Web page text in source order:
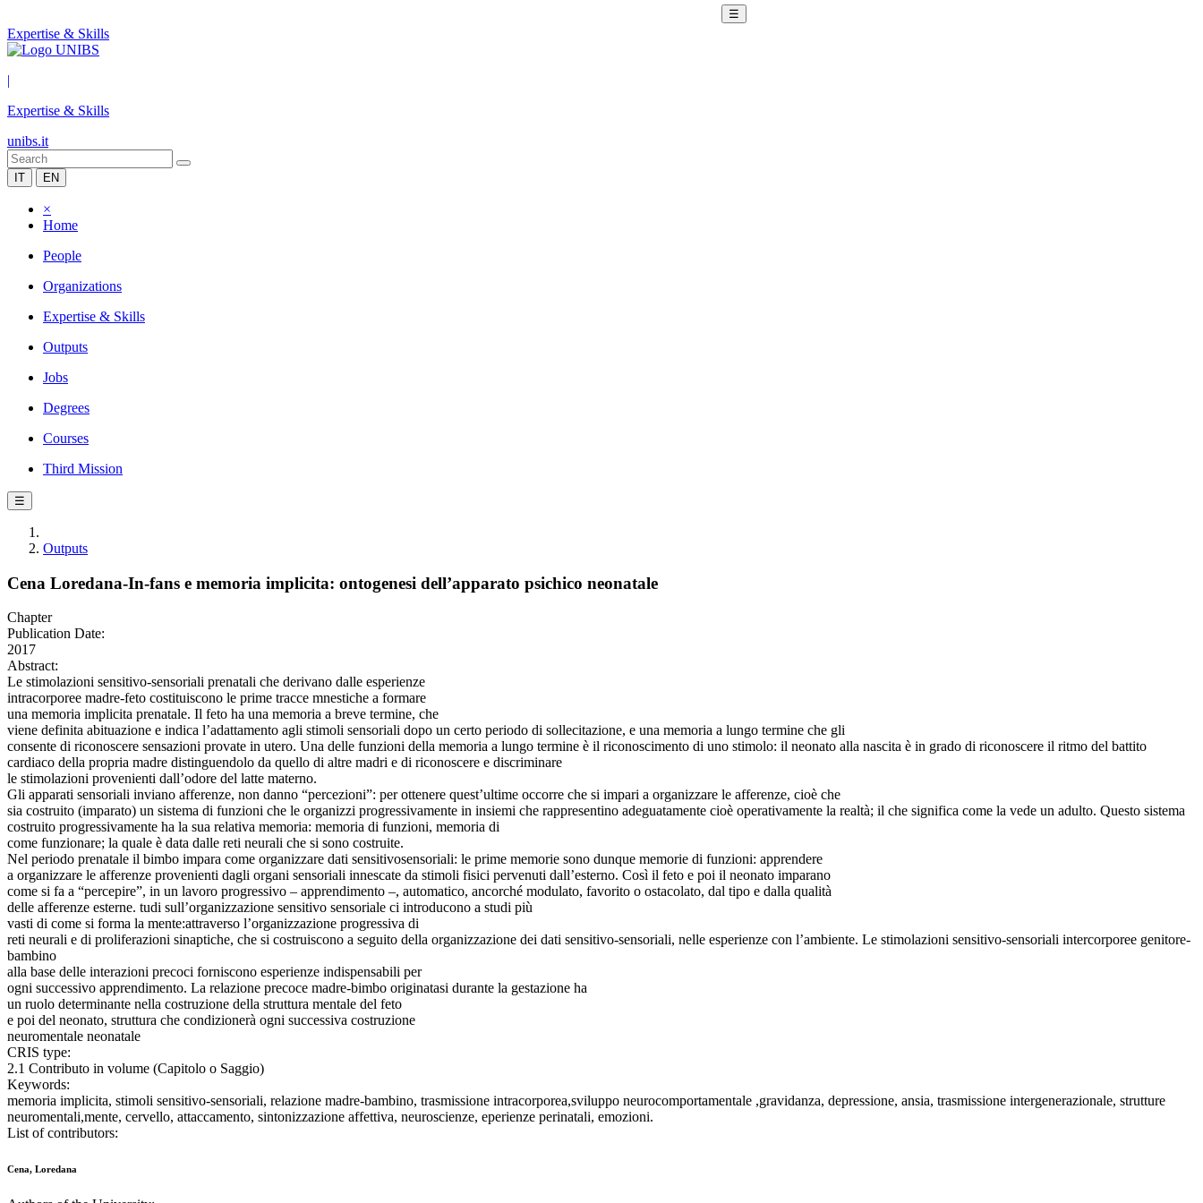
☰
Expertise & Skills
|
Expertise & Skills
unibs.it
IT EN
×
Home
People
Organizations
Expertise & Skills
Outputs
Jobs
Degrees
Courses
Third Mission
☰
Outputs
Cena Loredana-In-fans e memoria implicita: ontogenesi dell’apparato psichico neonatale
Chapter
Publication Date:
2017
Abstract:
Le stimolazioni sensitivo-sensoriali prenatali che derivano dalle esperienze
intracorporee madre-feto costituiscono le prime tracce mnestiche a formare
una memoria implicita prenatale. Il feto ha una memoria a breve termine, che
viene definita abituazione e indica l’adattamento agli stimoli sensoriali dopo un certo periodo di sollecitazione, e una memoria a lungo termine che gli
consente di riconoscere sensazioni provate in utero. Una delle funzioni della memoria a lungo termine è il riconoscimento di uno stimolo: il neonato alla nascita è in grado di riconoscere il ritmo del battito
cardiaco della propria madre distinguendolo da quello di altre madri e di riconoscere e discriminare
le stimolazioni provenienti dall’odore del latte materno.
Gli apparati sensoriali inviano afferenze, non danno “percezioni”: per ottenere quest’ultime occorre che si impari a organizzare le afferenze, cioè che
sia costruito (imparato) un sistema di funzioni che le organizzi progressivamente in insiemi che rappresentino adeguatamente cioè operativamente la realtà; il che significa come la vede un adulto. Questo sistema
costruito progressivamente ha la sua relativa memoria: memoria di funzioni, memoria di
come funzionare; la quale è data dalle reti neurali che si sono costruite.
Nel periodo prenatale il bimbo impara come organizzare dati sensitivosensoriali: le prime memorie sono dunque memorie di funzioni: apprendere
a organizzare le afferenze provenienti dagli organi sensoriali innescate da stimoli fisici pervenuti dall’esterno. Così il feto e poi il neonato imparano
come si fa a “percepire”, in un lavoro progressivo – apprendimento –, automatico, ancorché modulato, favorito o ostacolato, dal tipo e dalla qualità
delle afferenze esterne. tudi sull’organizzazione sensitivo sensoriale ci introducono a studi più
vasti di come si forma la mente:attraverso l’organizzazione progressiva di
reti neurali e di proliferazioni sinaptiche, che si costruiscono a seguito della organizzazione dei dati sensitivo-sensoriali, nelle esperienze con l’ambiente. Le stimolazioni sensitivo-sensoriali intercorporee genitore-
bambino
alla base delle interazioni precoci forniscono esperienze indispensabili per
ogni successivo apprendimento. La relazione precoce madre-bimbo originatasi durante la gestazione ha
un ruolo determinante nella costruzione della struttura mentale del feto
e poi del neonato, struttura che condizionerà ogni successiva costruzione
neuromentale neonatale
CRIS type:
2.1 Contributo in volume (Capitolo o Saggio)
Keywords:
memoria implicita, stimoli sensitivo-sensoriali, relazione madre-bambino, trasmissione intracorporea,sviluppo neurocomportamentale ,gravidanza, depressione, ansia, trasmissione intergenerazionale, strutture
neuromentali,mente, cervello, attaccamento, sintonizzazione affettiva, neuroscienze, eperienze perinatali, emozioni.
List of contributors:
Cena, Loredana